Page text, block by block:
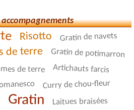
accompagnements
Risotto Gratin de navets
de terre Gratin de potimarron
de terre Artichauts farcis
Curry de chou-fleur
Gratin Laitues braisées